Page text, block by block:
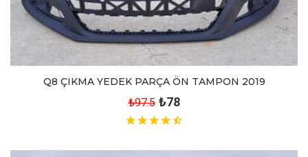
Q8 ÇIKMA YEDEK PARÇA ÖN TAMPON 2019
₺97.5 ₺78